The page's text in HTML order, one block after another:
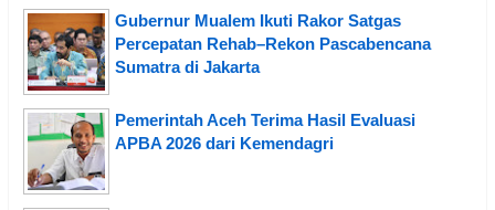
Gubernur Mualem Ikuti Rakor Satgas
Percepatan Rehab–Rekon Pascabencana
Sumatra di Jakarta
Pemerintah Aceh Terima Hasil Evaluasi
APBA 2026 dari Kemendagri